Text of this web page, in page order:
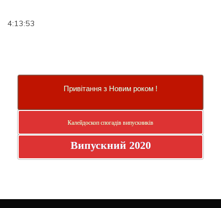
4:13:54
Привітання з Новим роком !
Калейдоскоп спогадів випускників
Випускний 2020